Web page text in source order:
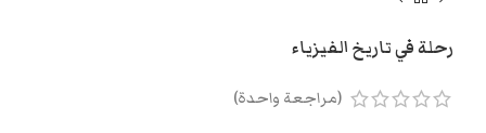
رحلة في تاريخ الفيزياء
(مراجعة واحدة)